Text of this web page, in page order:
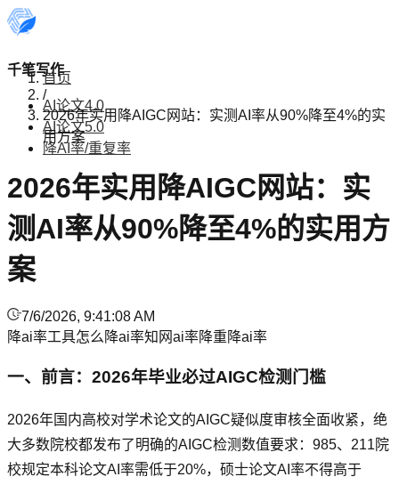
千笔写作
AI论文4.0
AI论文5.0
降AI率/重复率
首页
/
2026年实用降AIGC网站：实测AI率从90%降至4%的实
用方案
2026年实用降AIGC网站：实
测AI率从90%降至4%的实用方
案
7/6/2026, 9:41:08 AM
降ai率工具怎么降ai率知网ai率降重降ai率
一、前言：2026年毕业必过AIGC检测门槛
2026年国内高校对学术论文的AIGC疑似度审核全面收紧，绝
大多数院校都发布了明确的AIGC检测数值要求：985、211院
校规定本科论文AI率需低于20%，硕士论文AI率不得高于